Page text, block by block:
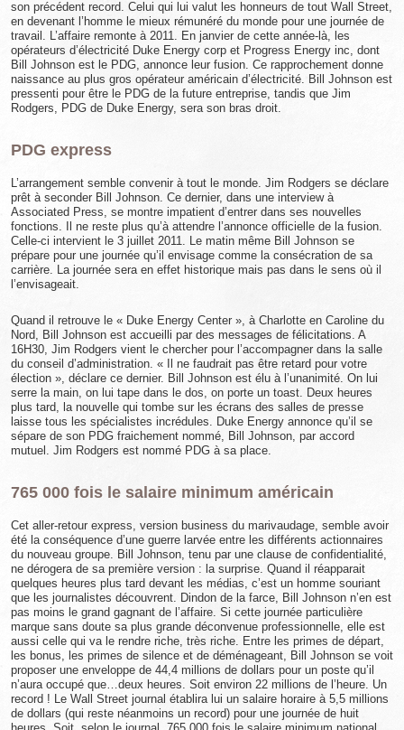
son précédent record. Celui qui lui valut les honneurs de tout Wall Street,
en devenant l’homme le mieux rémunéré du monde pour une journée de
travail. L’affaire remonte à 2011. En janvier de cette année-là, les
opérateurs d’électricité Duke Energy corp et Progress Energy inc, dont
Bill Johnson est le PDG, annonce leur fusion. Ce rapprochement donne
naissance au plus gros opérateur américain d’électricité. Bill Johnson est
pressenti pour être le PDG de la future entreprise, tandis que Jim
Rodgers, PDG de Duke Energy, sera son bras droit.
PDG express
L’arrangement semble convenir à tout le monde. Jim Rodgers se déclare
prêt à seconder Bill Johnson. Ce dernier, dans une interview à
Associated Press, se montre impatient d’entrer dans ses nouvelles
fonctions. Il ne reste plus qu’à attendre l’annonce officielle de la fusion.
Celle-ci intervient le 3 juillet 2011. Le matin même Bill Johnson se
prépare pour une journée qu’il envisage comme la consécration de sa
carrière. La journée sera en effet historique mais pas dans le sens où il
l’envisageait.
Quand il retrouve le « Duke Energy Center », à Charlotte en Caroline du
Nord, Bill Johnson est accueilli par des messages de félicitations. A
16H30, Jim Rodgers vient le chercher pour l’accompagner dans la salle
du conseil d’administration. « Il ne faudrait pas être retard pour votre
élection », déclare ce dernier. Bill Johnson est élu à l’unanimité. On lui
serre la main, on lui tape dans le dos, on porte un toast. Deux heures
plus tard, la nouvelle qui tombe sur les écrans des salles de presse
laisse tous les spécialistes incrédules. Duke Energy annonce qu’il se
sépare de son PDG fraichement nommé, Bill Johnson, par accord
mutuel. Jim Rodgers est nommé PDG à sa place.
765 000 fois le salaire minimum américain
Cet aller-retour express, version business du marivaudage, semble avoir
été la conséquence d’une guerre larvée entre les différents actionnaires
du nouveau groupe. Bill Johnson, tenu par une clause de confidentialité,
ne dérogera de sa première version : la surprise. Quand il réapparait
quelques heures plus tard devant les médias, c’est un homme souriant
que les journalistes découvrent. Dindon de la farce, Bill Johnson n’en est
pas moins le grand gagnant de l’affaire. Si cette journée particulière
marque sans doute sa plus grande déconvenue professionnelle, elle est
aussi celle qui va le rendre riche, très riche. Entre les primes de départ,
les bonus, les primes de silence et de déménageant, Bill Johnson se voit
proposer une enveloppe de 44,4 millions de dollars pour un poste qu’il
n’aura occupé que…deux heures. Soit environ 22 millions de l’heure. Un
record ! Le Wall Street journal établira lui un salaire horaire à 5,5 millions
de dollars (qui reste néanmoins un record) pour une journée de huit